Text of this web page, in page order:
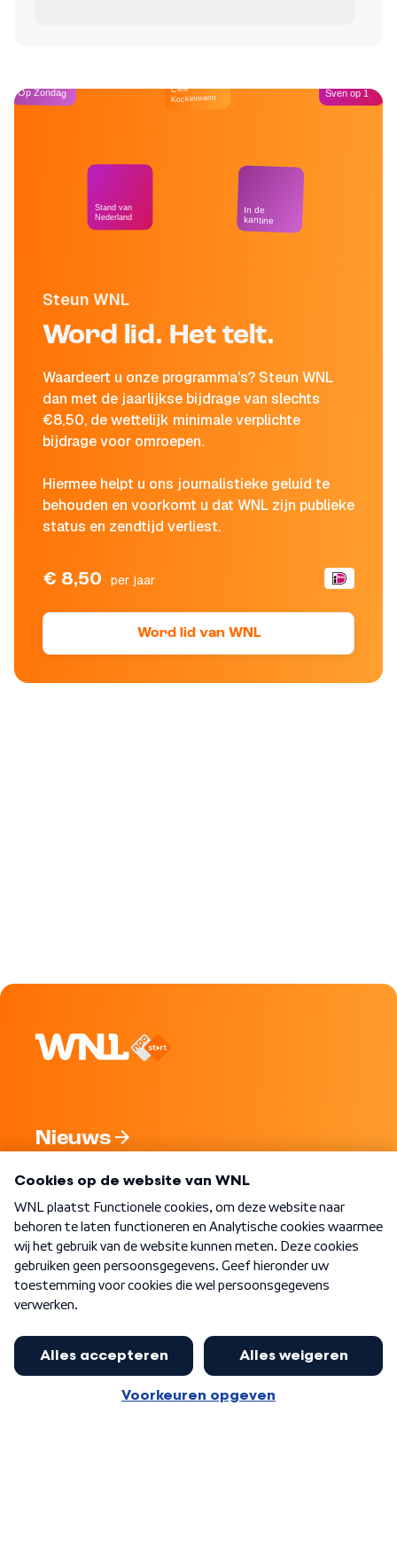
Steun WNL
Word lid. Het telt.
Waardeert u onze programma's? Steun WNL
dan met de jaarlijkse bijdrage van slechts
€8,50, de wettelijk minimale verplichte
bijdrage voor omroepen.
Hiermee helpt u ons journalistieke geluid te
behouden en voorkomt u dat WNL zijn publieke
status en zendtijd verliest.
€ 8,50 per jaar
Word lid van WNL
Op Zondag
Stand van
Nederland
Café
Kockelmann
In de
kantine
Sven op 1
Nieuws
Nieuwsbrief
Word Lid